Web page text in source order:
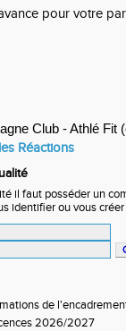
pour votre
Club - Athlé Fit
les Réactions
il faut posséder un
identifier ou vous
de
2026/2027